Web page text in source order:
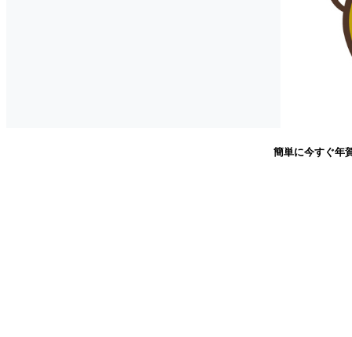
簡単に今すぐ年